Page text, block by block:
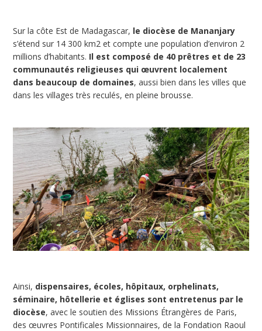
Sur la côte Est de Madagascar, le diocèse de Mananjary
s’étend sur 14 300 km2 et compte une population d’environ 2
millions d’habitants. Il est composé de 40 prêtres et de 23
communautés religieuses qui œuvrent localement
dans beaucoup de domaines, aussi bien dans les villes que
dans les villages très reculés, en pleine brousse.
Ainsi, dispensaires, écoles, hôpitaux, orphelinats,
séminaire, hôtellerie et églises sont entretenus par le
diocèse, avec le soutien des Missions Étrangères de Paris,
des œuvres Pontificales Missionnaires, de la Fondation Raoul